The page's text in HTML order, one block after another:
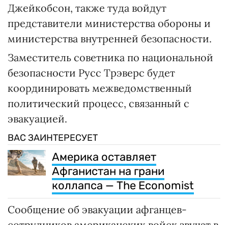
Джейкобсон, также туда войдут
представители министерства обороны и
министерства внутренней безопасности.
Заместитель советника по национальной
безопасности Русс Трэверс будет
координировать межведомственный
политический процесс, связанный с
эвакуацией.
ВАС ЗАИНТЕРЕСУЕТ
Америка оставляет
Афганистан на грани
коллапса — The Economist
Сообщение об эвакуации афганцев-